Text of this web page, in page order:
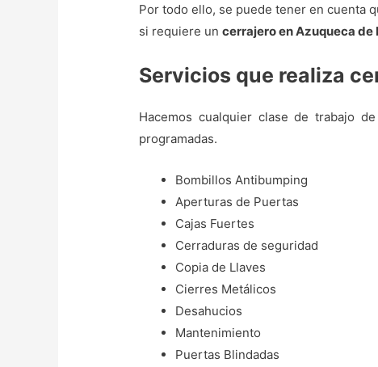
Por todo ello, se puede tener en cuenta
si requiere uncerrajero en Azuqueca de
Servicios que realiza
Hacemos cualquier clase de trabajo
programadas.
Bombillos Antibumping
Aperturas de Puertas
Cajas Fuertes
Cerraduras de seguridad
Copia de Llaves
Cierres Metálicos
Desahucios
Mantenimiento
Puertas Blindadas